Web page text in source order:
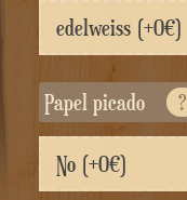
Papel picado ?